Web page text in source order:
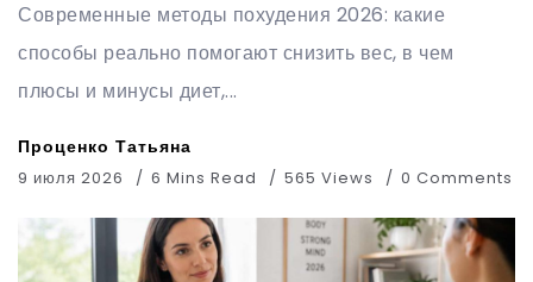
Современные методы похудения 2026: какие
способы реально помогают снизить вес, в чем
плюсы и минусы диет,...
Проценко Татьяна
9 июля 2026 6 Mins Read 565 Views 0 Comments